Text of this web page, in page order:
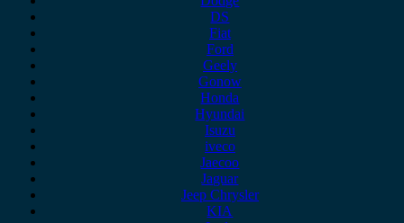
DS
Fiat
Ford
Geely
Gonow
Honda
Hyundai
Isuzu
iveco
Jaecoo
Jaguar
Jeep Chrysler
KIA